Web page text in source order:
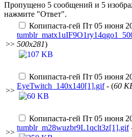
Пропущено 5 сообщений и 5
нажмите "Ответ".
>>
Копипаста-гей Пт 05 июня
500x281)
>>
Копипаста-гей Пт 05 июня
EyeTwitch_140x140[1].gif- (60
>>
Копипаста-гей Пт 05 июня
tumblr_m28wuzbr9L1qclt3z[1].gif